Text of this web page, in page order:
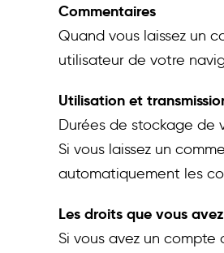
Commentaires
Quand vous laissez un
utilisateur de votre
Utilisation et
Durées de stockage de
Si vous laissez un
automatiquement les
Les droits que vous
Si vous avez un